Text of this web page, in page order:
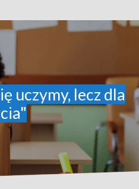
uczymy, lecz dla